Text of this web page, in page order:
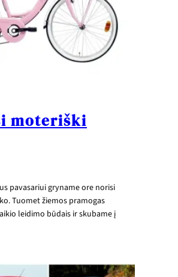
moteriški
pavasariui gryname ore norisi
Tuomet žiemos pramogas
leidimo būdais ir skubame į